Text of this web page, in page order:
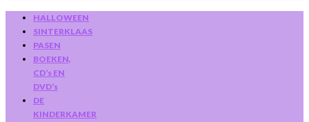
HALLOWEEN
SINTERKLAAS
PASEN
BOEKEN,
CD’s EN
DVD’s
DE
KINDERKAMER